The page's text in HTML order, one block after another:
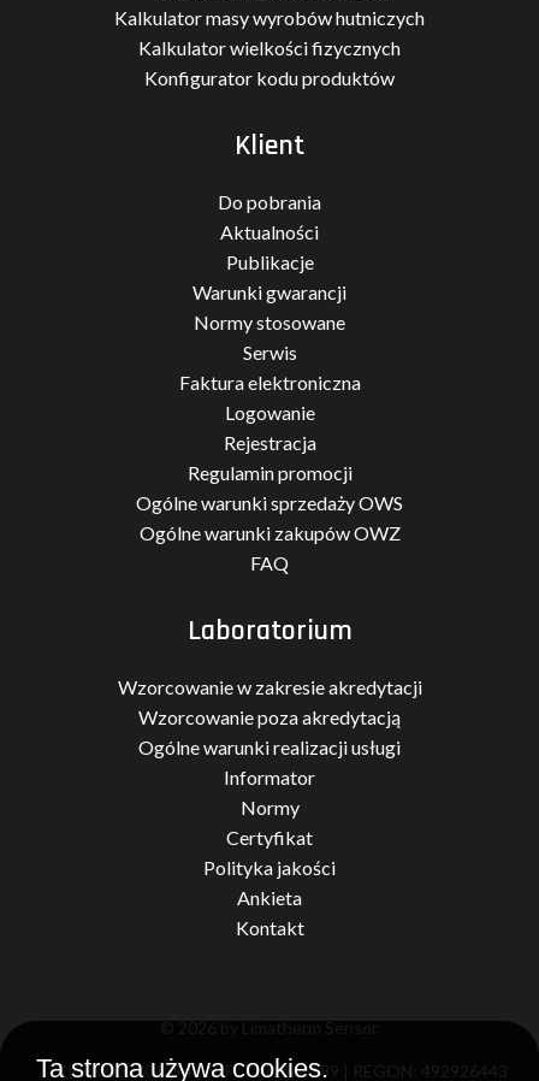
Kalkulator masy wyrobów hutniczych
Kalkulator wielkości fizycznych
Konfigurator kodu produktów
Klient
Do pobrania
Aktualności
Publikacje
Warunki gwarancji
Normy stosowane
Serwis
Faktura elektroniczna
Logowanie
Rejestracja
Regulamin promocji
Ogólne warunki sprzedaży OWS
Ogólne warunki zakupów OWZ
FAQ
Laboratorium
Wzorcowanie w zakresie akredytacji
Wzorcowanie poza akredytacją
Ogólne warunki realizacji usługi
Informator
Normy
Certyfikat
Polityka jakości
Ankieta
Kontakt
© 2026 by Limatherm Sensor.
KRS: 0000201394 | NIP: 7371966189 | REGON: 492926443
Ta strona używa cookies.